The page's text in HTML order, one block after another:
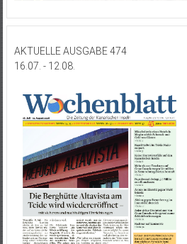
AKTUELLE AUSGABE 474
16.07. - 12.08.